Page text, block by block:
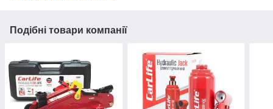
Подібні товари компанії